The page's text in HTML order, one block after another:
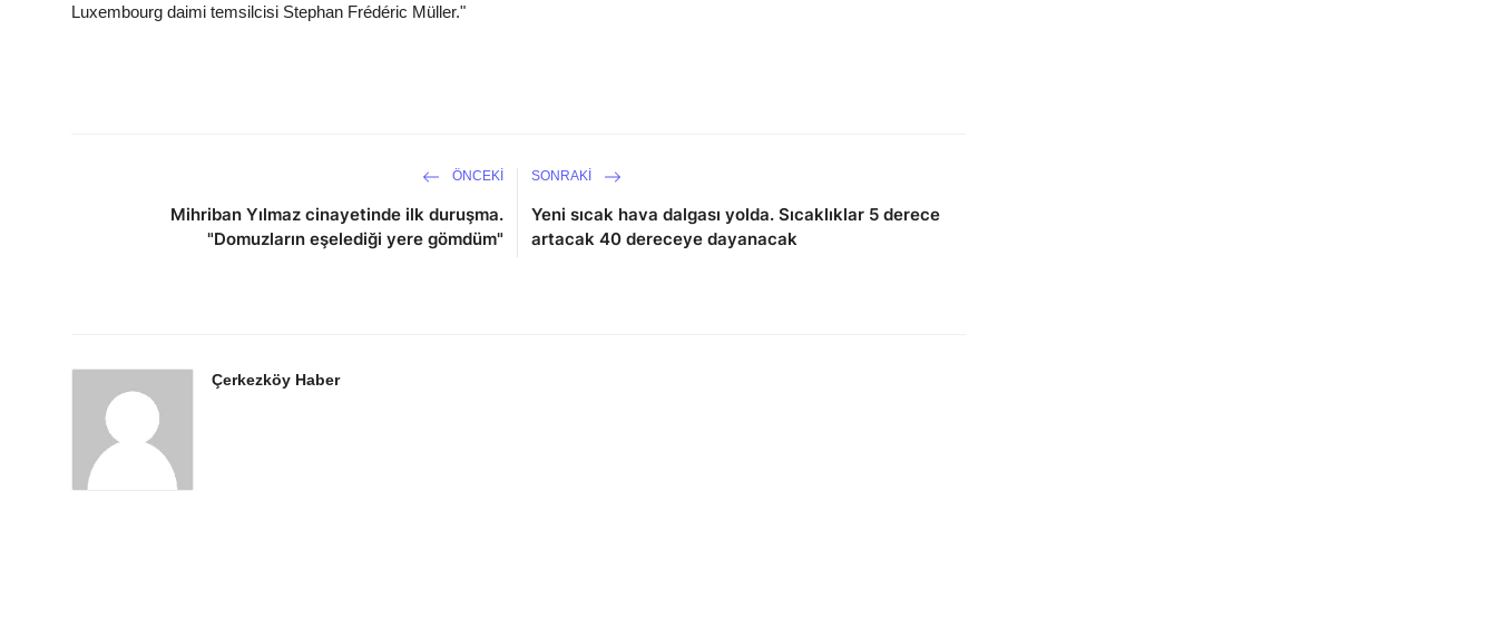
Luxembourg daimi temsilcisi Stephan Frédéric Müller."
ÖNCEKI
Mihriban Yılmaz cinayetinde ilk duruşma.
"Domuzların eşelediği yere gömdüm"
SONRAKI
Yeni sıcak hava dalgası yolda. Sıcaklıklar 5 derece
artacak 40 dereceye dayanacak
Çerkezköy Haber